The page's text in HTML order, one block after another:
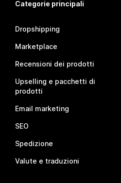
Categorie principali
Dropshipping
Marketplace
Recensioni dei prodotti
Upselling e pacchetti di
prodotti
Email marketing
SEO
Spedizione
Valute e traduzioni